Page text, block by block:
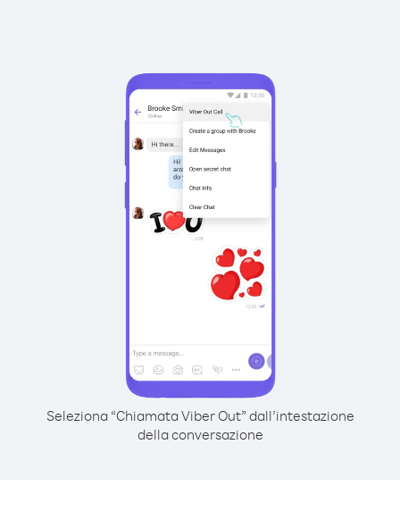
Seleziona “Chiamata Viber Out” dall’intestazione
della conversazione